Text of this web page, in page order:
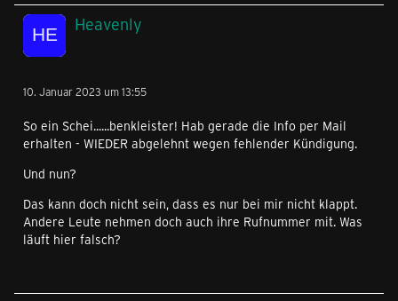
Heavenly
10. Januar 2023 um 13:55
So ein Schei......benkleister! Hab gerade die Info per Mail
erhalten - WIEDER abgelehnt wegen fehlender Kündigung.
Und nun?
Das kann doch nicht sein, dass es nur bei mir nicht klappt.
Andere Leute nehmen doch auch ihre Rufnummer mit. Was
läuft hier falsch?